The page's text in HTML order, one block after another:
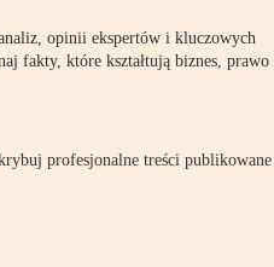
opinii ekspertów i kluczowych
fakty, które kształtują biznes, prawo
profesjonalne treści publikowane